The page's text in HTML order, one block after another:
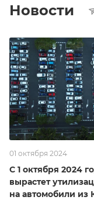
Новости
01 октября 2024
С 1 октября 2024
вырастет
на автомобили из